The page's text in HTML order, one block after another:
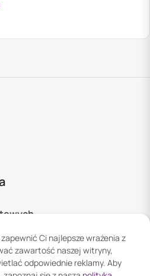
Ci najlepsze wrażenia z
zawartość naszej witryny,
odpowiednie reklamy. Aby